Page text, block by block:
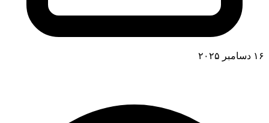
۱۶ دسامبر ۲۰۲۵